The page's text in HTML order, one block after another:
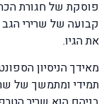
פוסקת של חגורת
קבועה של שרירי הגב
את הגיו.
מאידך הניסיון
תמידי ומתמשך של